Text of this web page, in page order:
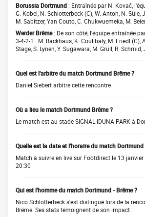
Borussia Dortmund : Entraînée par N. Kovač,
G. Kobel, N. Schlotterbeck (C), W. Anton, N. Süle,
M. Sabitzer, Yan Couto, C. Chukwuemeka, M.
Werder Brême: De son côté, l'équipe entraînée
3-4-2-1 : M. Backhaus, K. Coulibaly, M. Friedl (C),
Stage, S. Lynen, Y. Sugawara, M. Grüll, R.
Quel est l'arbitre du match Dortmund Brême ?
Daniel Siebert arbitre cette rencontre
Où a lieu le match Dortmund Brême ?
Le match est au stade SIGNAL IDUNA PARK à
Quelle est la date et l'horaire du match Dortmund
Match à suivre en live sur Footdirect le 13
20:30
Qui est l'homme du match Dortmund - Brême ?
Nico Schlotterbeck s'est distingué lors de la
Brême. Ses stats témoignent de son impact :